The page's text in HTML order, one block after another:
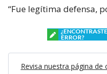
“Fue legítima defensa,
ERROR?
Revisa nuestra página de